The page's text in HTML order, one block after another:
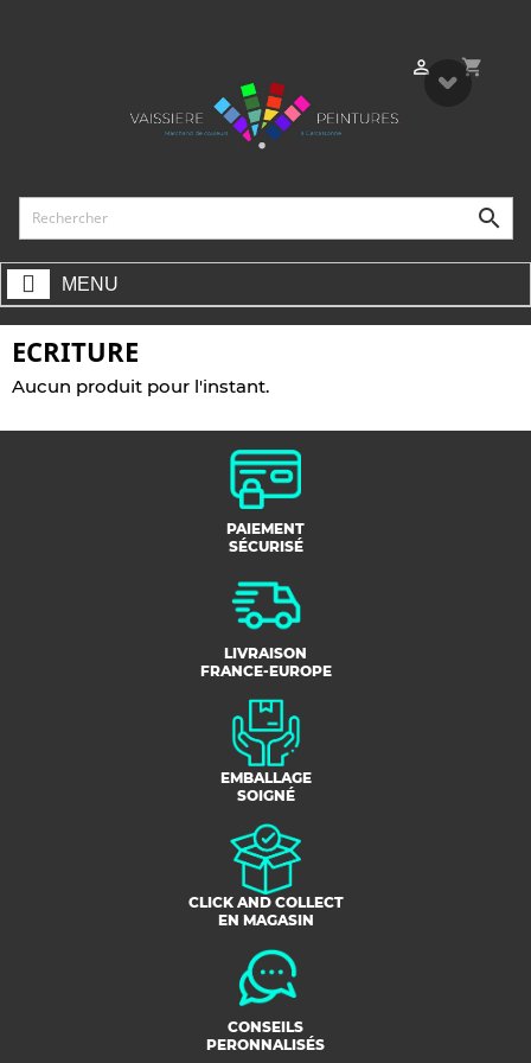
shopping_cart


MENU
ECRITURE
Aucun produit pour l'instant.
PAIEMENT
SÉCURISÉ
LIVRAISON
FRANCE-EUROPE
EMBALLAGE
SOIGNÉ
CLICK AND COLLECT
EN MAGASIN
CONSEILS
PERONNALISÉS